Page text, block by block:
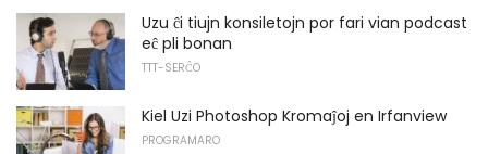
Uzu ĉi tiujn konsiletojn por fari vian podcast
eĉ pli bonan
TTT-SERĈO
Kiel Uzi Photoshop Kromaĵoj en Irfanview
PROGRAMARO